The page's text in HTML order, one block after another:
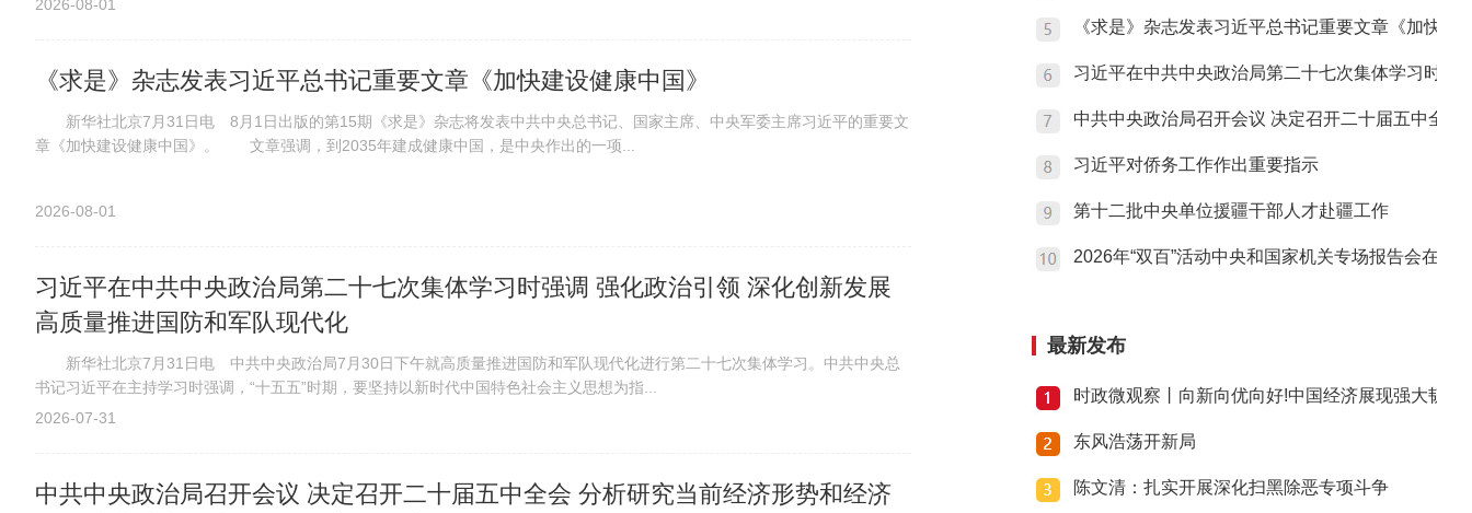
2026-08-01
《求是》杂志发表习近平总书记重要文章《加快建设健康中国》
新华社北京7月31日电 8月1日出版的第15期《求是》杂志将发表中共中央总书记、国家主席、中央军委主席习近平的重要文
章《加快建设健康中国》。 文章强调，到2035年建成健康中国，是中央作出的一项...
2026-08-01
习近平在中共中央政治局第二十七次集体学习时强调 强化政治引领 深化创新发展
高质量推进国防和军队现代化
新华社北京7月31日电 中共中央政治局7月30日下午就高质量推进国防和军队现代化进行第二十七次集体学习。中共中央总
书记习近平在主持学习时强调，“十五五”时期，要坚持以新时代中国特色社会主义思想为指...
2026-07-31
中共中央政治局召开会议 决定召开二十届五中全会 分析研究当前经济形势和经济
《求是》杂志发表习近平总书记重要文章《加快建
习近平在中共中央政治局第二十七次集体学习时强
中共中央政治局召开会议 决定召开二十届五中全
习近平对侨务工作作出重要指示
第十二批中央单位援疆干部人才赴疆工作
2026年“双百”活动中央和国家机关专场报告会在京
最新发布
时政微观察丨向新向优向好!中国经济展现强大韧性
东风浩荡开新局
陈文清：扎实开展深化扫黑除恶专项斗争